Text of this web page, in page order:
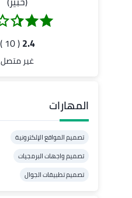
2.4
( 10 )
غير متصل
المهارات
تصميم المواقع الإلكترونية
تصميم واجهات البرمجيات
تصميم تطبيقات الجوال